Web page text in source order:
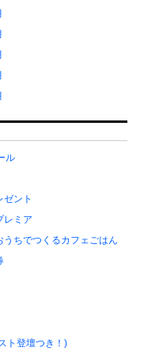
ル
ゼント
レミア
うちでつくるカフェごはん
ト登壇つき！)